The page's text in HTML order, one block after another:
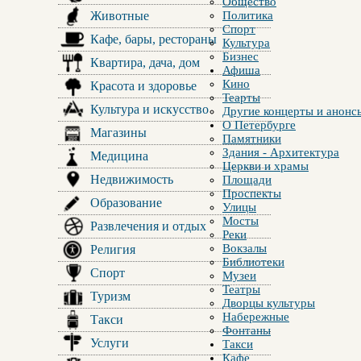
Политика
Спорт
Культура
Бизнес
Афиша
Кино
Теарты
Другие концерты и
О Петербурге
Памятники
Здания - Архитектура
Церкви и храмы
Площади
Проспекты
Улицы
Мосты
Реки
Вокзалы
Библиотеки
Музеи
Театры
Дворцы культуры
Набережные
Фонтаны
Такси
Кафе
Животные
Кафе, бары, рестораны
Квартира, дача, дом
Красота и здоровье
Культура и искусство
Магазины
Медицина
Недвижимость
Образование
Развлечения и отдых
Религия
Спорт
Туризм
Такси
Услуги